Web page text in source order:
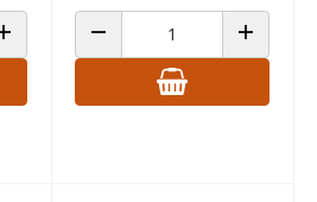
ANZAHL ERHÖHENANZAHL VERRINGERN ANZAHL